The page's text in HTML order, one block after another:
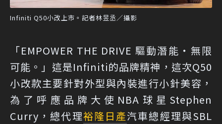
Infiniti Q50小改上市。記者林昱丞／攝影
「EMPOWER THE DRIVE 驅動潛能・無限
可能。」這是Infiniti的品牌精神，這次Q50
小改款主要針對外型與內裝進行小針美容，
為了呼應品牌大使NBA球星Stephen
Curry，總代理裕隆日產汽車總經理與SBL